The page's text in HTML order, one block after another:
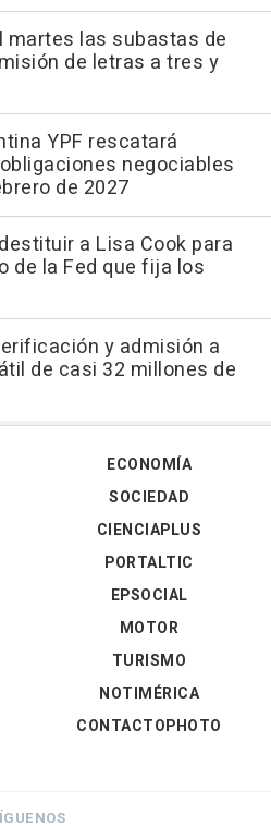
martes las subastas de
de letras a tres y
YPF rescatará
negociables
de 2027
a Lisa Cook para
de la Fed que fija los
y admisión a
de casi 32 millones de
ECONOMÍA
SOCIEDAD
CIENCIAPLUS
PORTALTIC
EPSOCIAL
MOTOR
TURISMO
NOTIMÉRICA
CONTACTOPHOTO